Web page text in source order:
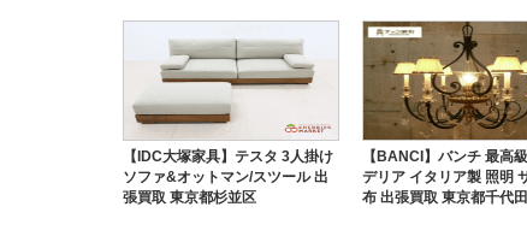
【IDC大塚家具】テスタ 3人掛け
ソファ&オットマン/スツール 出
張買取 東京都杉並区
【BANCI】バンチ 最高
デリア イタリア製 照明
布 出張買取 東京都千代